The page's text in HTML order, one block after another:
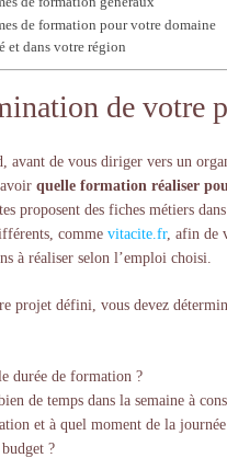
de formation pour votre domaine
et dans votre région
de votre
avant de vous diriger vers un
quelle formation réaliser
proposent des fiches métiers
comme vitacite.fr, afin de
à réaliser selon l’emploi choisi.
projet défini, vous devez
durée de formation ?
de temps dans la semaine à
et à quel moment de la
?